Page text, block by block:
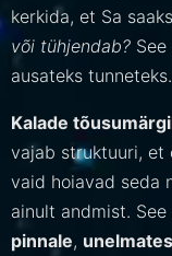
kerkida, et Sa
või tühjendab?
ausateks tunneteks.
Kalade
vajab struktuuri, et
vaid hoiavad seda
ainult andmist.
pinnale,